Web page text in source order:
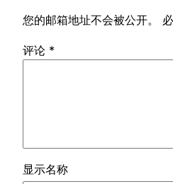
您的邮箱地址不会被公开。
评论 *
显示名称